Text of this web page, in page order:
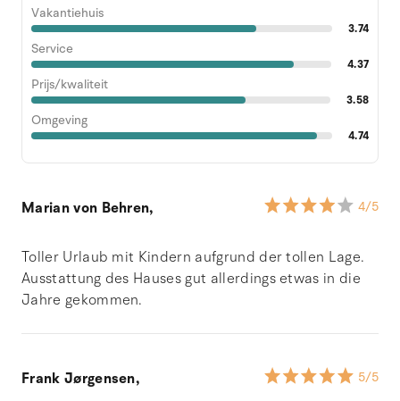
Vakantiehuis
3.74
Service
4.37
Prijs/kwaliteit
3.58
Omgeving
4.74
Marian von Behren, 4/5
Toller Urlaub mit Kindern aufgrund der tollen Lage.
Ausstattung des Hauses gut allerdings etwas in die
Jahre gekommen.
Frank Jørgensen, 5/5